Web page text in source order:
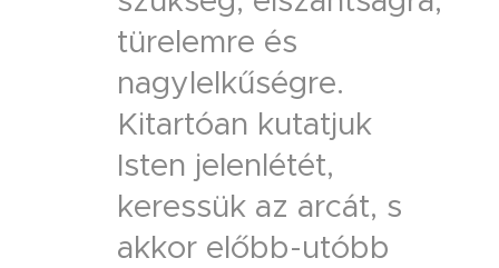
türelemre és
nagylelkűségre.
Kitartóan kutatjuk
Isten jelenlétét,
keressük az arcát, s
akkor előbb-utóbb